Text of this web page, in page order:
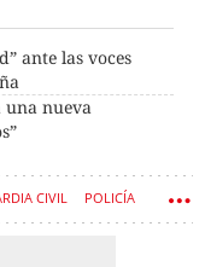
ante las voces
una nueva
CIVIL POLICÍA